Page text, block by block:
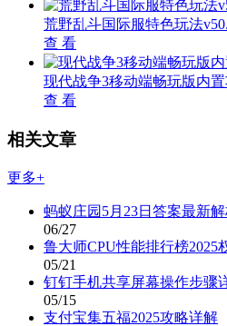
荒野乱斗国际服特色玩法
查 看
现代战争3移动端畅玩版内
查 看
相关文章
更多+
蚂蚁庄园5月23日答案最新
06/27
鲁大师CPU性能排行榜2025
05/21
钉钉手机共享屏幕操作步骤
05/15
支付宝集五福2025攻略详解